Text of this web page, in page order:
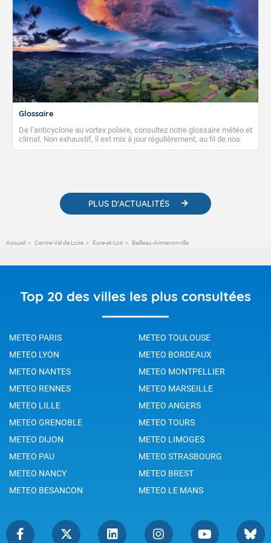
Glossaire
De l’anticyclone au vortex polaire, consultez notre glossaire météo et
climat. Non exhaustif, il est mis à jour régulièrement, au fil de nos
publications. Vous y trouverez également des liens utiles vers nos
PLUS D'ACTUALITÉS
Accueil Centre-Val de Loire Eure-et-Loir Bailleau-Armenonville
Top 20 des villes les plus consultées
METEO PARIS
METEO TOULOUSE
METEO LYON
METEO BORDEAUX
METEO NANTES
METEO MONTPELLIER
METEO RENNES
METEO MARSEILLE
METEO LILLE
METEO ANGERS
METEO GRENOBLE
METEO TOURS
METEO DIJON
METEO LIMOGES
METEO PAU
METEO STRASBOURG
METEO NANCY
METEO BREST
METEO BESANCON
METEO LE MANS